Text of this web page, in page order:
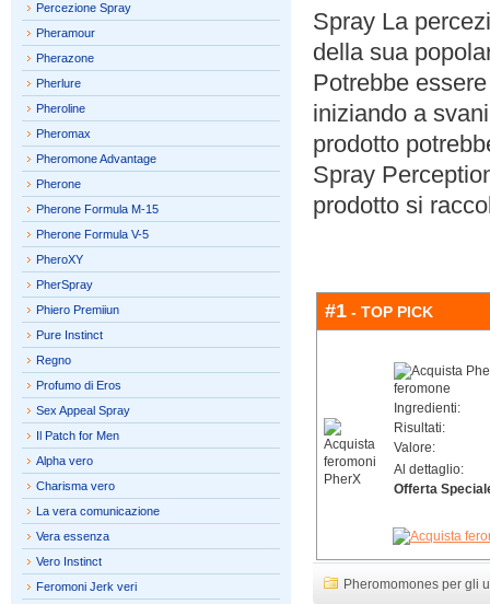
Spray La
della sua
Potrebbe
iniziando a
prodotto
Spray
prodotto si
#1 - TOP PICK
Ingredienti:
Risultati:
Valore:
Al dettaglio:
Offerta
Pheromomones per gli
Percezione Spray
Pheramour
Pherazone
Pherlure
Pheroline
Pheromax
Pheromone Advantage
Pherone
Pherone Formula M-15
Pherone Formula V-5
PheroXY
PherSpray
Phiero Premiiun
Pure Instinct
Regno
Profumo di Eros
Sex Appeal Spray
Il Patch for Men
Alpha vero
Charisma vero
La vera comunicazione
Vera essenza
Vero Instinct
Feromoni Jerk veri